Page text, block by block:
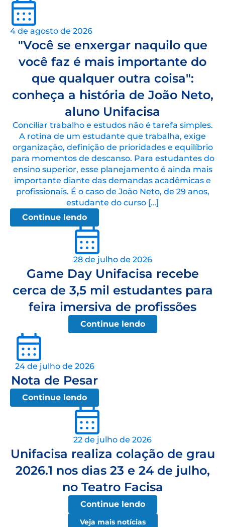
4 de agosto de 2026
"Você se enxergar naquilo que
você faz é mais importante do
que qualquer outra coisa":
conheça a história de João Neto,
aluno Unifacisa
Conciliar trabalho e estudos não é tarefa simples.
A rotina de um estudante que trabalha, exige
organização, definição de prioridades e equilíbrio
para momentos de descanso. Para estudantes do
ensino superior, esse planejamento é ainda mais
importante diante das demandas acadêmicas e
profissionais. É o caso de João Neto, de 29 anos,
estudante do curso […]
Continue lendo
28 de julho de 2026
Game Day Unifacisa recebe
cerca de 3,5 mil estudantes para
feira imersiva de profissões
Continue lendo
24 de julho de 2026
Nota de Pesar
Continue lendo
22 de julho de 2026
Unifacisa realiza colação de grau
2026.1 nos dias 23 e 24 de julho,
no Teatro Facisa
Continue lendo
Veja mais notícias